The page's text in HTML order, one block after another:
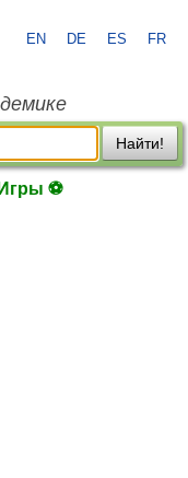
EN DE ES FR
Найти!
Игры ⚽